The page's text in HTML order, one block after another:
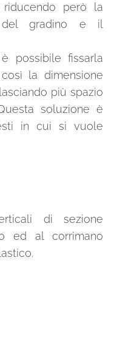
però la
del gradino e il
possibile fissarla
la dimensione
più spazio
soluzione è
in cui si vuole
di sezione
ed al corrimano